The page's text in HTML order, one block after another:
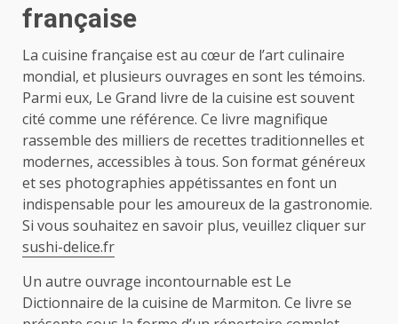
française
La cuisine française est au cœur de l’art culinaire
mondial, et plusieurs ouvrages en sont les témoins.
Parmi eux, Le Grand livre de la cuisine est souvent
cité comme une référence. Ce livre magnifique
rassemble des milliers de recettes traditionnelles et
modernes, accessibles à tous. Son format généreux
et ses photographies appétissantes en font un
indispensable pour les amoureux de la gastronomie.
Si vous souhaitez en savoir plus, veuillez cliquer sur
sushi-delice.fr
Un autre ouvrage incontournable est Le
Dictionnaire de la cuisine de Marmiton. Ce livre se